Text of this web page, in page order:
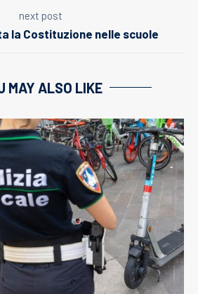
next post
la Costituzione nelle scuole
MAY ALSO LIKE